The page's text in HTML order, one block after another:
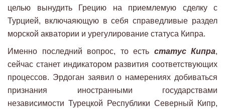
целью вынудить Грецию на приемлемую сделку с
Турцией, включаяющую в себя справедливые раздел
морской акватории и урегулирование статуса Кипра.
Именно последний вопрос, то есть статус Кипра,
сейчас станет индикатором развития соответствующих
процессов. Эрдоган заявил о намерениях добиваться
признания иностранными государствами
независимости Турецкой Республики Северный Кипр,